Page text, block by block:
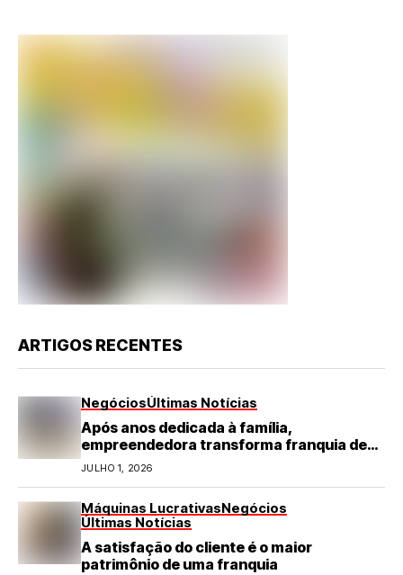
ARTIGOS RECENTES
NegóciosÚltimas Notícias
Após anos dedicada à família,
empreendedora transforma franquia de
turismo em negócio de destaque no RN
JULHO 1, 2026
Máquinas LucrativasNegócios
Últimas Notícias
A satisfação do cliente é o maior
patrimônio de uma franquia